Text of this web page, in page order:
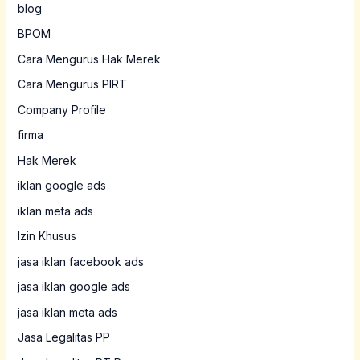
blog
BPOM
Cara Mengurus Hak Merek
Cara Mengurus PIRT
Company Profile
firma
Hak Merek
iklan google ads
iklan meta ads
Izin Khusus
jasa iklan facebook ads
jasa iklan google ads
jasa iklan meta ads
Jasa Legalitas PP